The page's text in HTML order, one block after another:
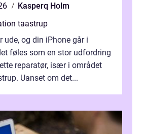
Kasperq Holm
taastrup
ude, og din iPhone går i
føles som en stor udfordring
reparatør, især i området
Uanset om det...